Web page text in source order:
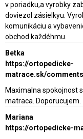
v poriadku,a vyrobky
doviezol zásielkyu.
komunikáciu a
obchod každéhmu.
Betka
https://ortopedicke-
matrace.sk/
Maximalna spokojnost
matraca. Doporucujem.
Mariana
https://ortopedicke-